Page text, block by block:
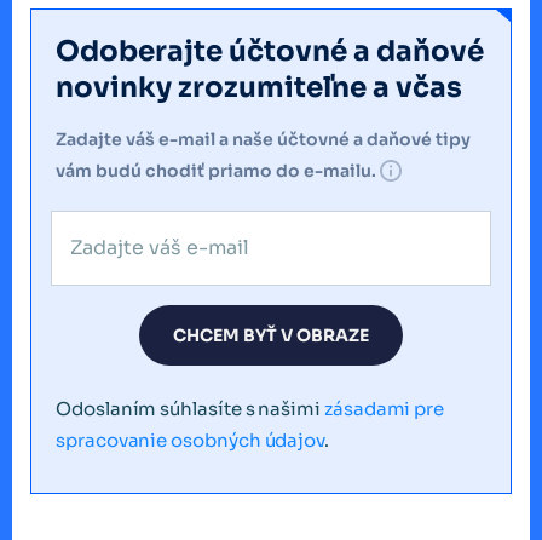
Odoberajte účtovné a daňové
novinky zrozumiteľne a včas
Zadajte váš e-mail a naše účtovné a daňové tipy
vám budú chodiť priamo do e-mailu.
CHCEM BYŤ V OBRAZE
Odoslaním súhlasíte s našimi zásadami pre
spracovanie osobných údajov.